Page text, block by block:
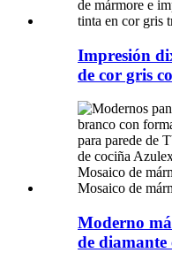
Impresión
de cor gris
Moderno
de